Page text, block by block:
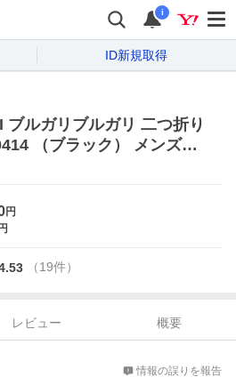
i
ID新規取得
ブルガリブルガリ 二つ折り
（ブラック） メンズ長
円
（19件）
レビュー
概要
情報の誤りを報告